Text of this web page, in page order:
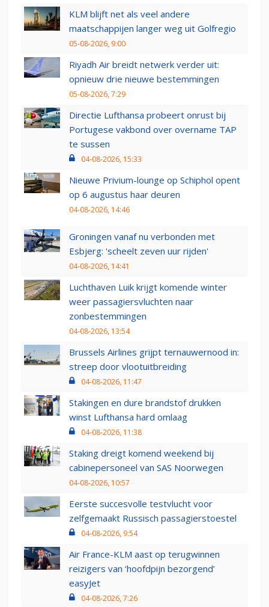
KLM blijft net als veel andere
maatschappijen langer weg uit Golfregio
05-08-2026, 9:00
Riyadh Air breidt netwerk verder uit:
opnieuw drie nieuwe bestemmingen
05-08-2026, 7:29
Directie Lufthansa probeert onrust bij
Portugese vakbond over overname TAP
te sussen
04-08-2026, 15:33
Nieuwe Privium-lounge op Schiphol opent
op 6 augustus haar deuren
04-08-2026, 14:46
Groningen vanaf nu verbonden met
Esbjerg: 'scheelt zeven uur rijden'
04-08-2026, 14:41
Luchthaven Luik krijgt komende winter
weer passagiersvluchten naar
zonbestemmingen
04-08-2026, 13:54
Brussels Airlines grijpt ternauwernood in:
streep door vlootuitbreiding
04-08-2026, 11:47
Stakingen en dure brandstof drukken
winst Lufthansa hard omlaag
04-08-2026, 11:38
Staking dreigt komend weekend bij
cabinepersoneel van SAS Noorwegen
04-08-2026, 10:57
Eerste succesvolle testvlucht voor
zelfgemaakt Russisch passagierstoestel
04-08-2026, 9:54
Air France-KLM aast op terugwinnen
reizigers van ‘hoofdpijn bezorgend’
easyJet
04-08-2026, 7:26